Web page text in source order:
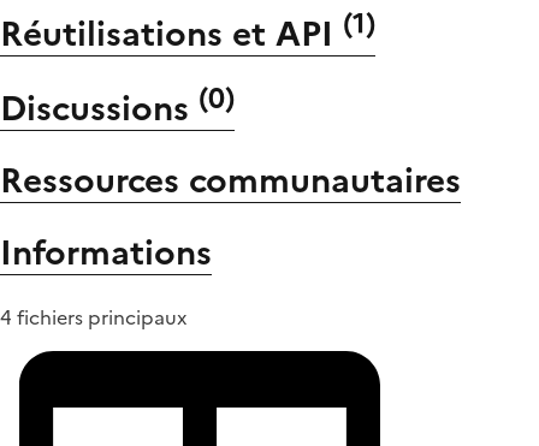
Réutilisations et API (1)
Discussions (0)
Ressources communautaires
Informations
4 fichiers principaux